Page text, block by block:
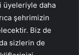
üyeleriyle daha
şehrimizin
Biz de
sizlerin de